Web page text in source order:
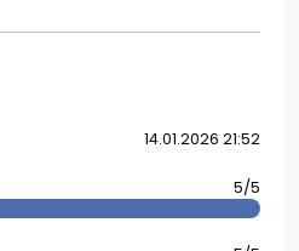
14.01.2026 21:52
5/5